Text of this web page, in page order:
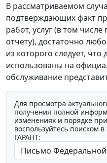
В рассматриваемом
подтверждающих факт
работ, услуг (в том
отчету), достаточно
из которого следует,
использованы на
обслуживание
Для просмотра
получения полной
изменениях и порядке
воспользуйтесь поиском
ГАРАНТ: